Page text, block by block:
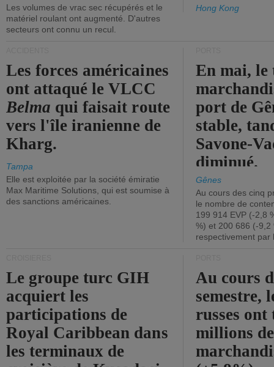
Les volumes de vrac sec récupérés et le
matériel roulant ont augmenté. D'autres
secteurs ont connu un recul.
Hong Kong
Les forces américaines
ont attaqué le VLCC
Belma qui faisait route
vers l'île iranienne de
Kharg.
Tampa
Elle est exploitée par la société émiratie
Max Maritime Solutions, qui est soumise à
des sanctions américaines.
En mai, le
port de
stable,
Savone-
diminué.
Gênes
Au cours des cinq
le nombre de
199 914 EVP (-2,8
%) et 200 686 (-9,2
respectivement par
Le groupe turc GIH
acquiert les
participations de
Royal Caribbean dans
les terminaux de
Au cours
semestre,
russes
millions